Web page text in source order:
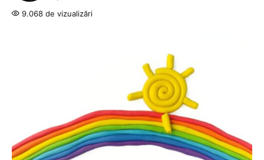
9.068 de vizualizări